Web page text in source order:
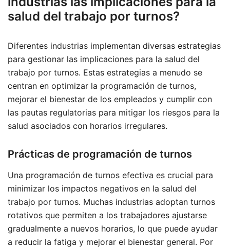
salud del trabajo por turnos?
Diferentes industrias implementan diversas estrategias
para gestionar las implicaciones para la salud del
trabajo por turnos. Estas estrategias a menudo se
centran en optimizar la programación de turnos,
mejorar el bienestar de los empleados y cumplir con
las pautas regulatorias para mitigar los riesgos para la
salud asociados con horarios irregulares.
Prácticas de programación de turnos
Una programación de turnos efectiva es crucial para
minimizar los impactos negativos en la salud del
trabajo por turnos. Muchas industrias adoptan turnos
rotativos que permiten a los trabajadores ajustarse
gradualmente a nuevos horarios, lo que puede ayudar
a reducir la fatiga y mejorar el bienestar general. Por